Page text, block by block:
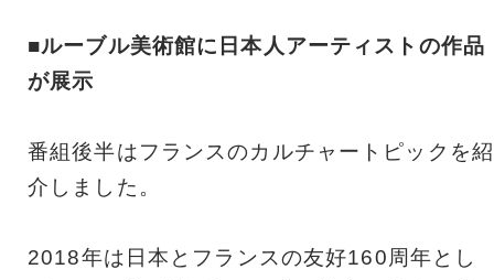
■ルーブル美術館に日本人アーティストの作品
が展示
番組後半はフランスのカルチャートピックを紹
介しました。
2018年は日本とフランスの友好160周年とし